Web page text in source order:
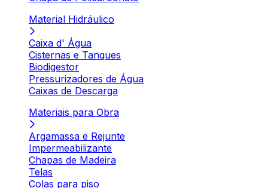
Material Hidráulico
Caixa d' Água
Cisternas e Tanques
Biodigestor
Pressurizadores de Água
Caixas de Descarga
Materiais para Obra
Argamassa e Rejunte
Impermeabilizante
Chapas de Madeira
Telas
Colas para piso